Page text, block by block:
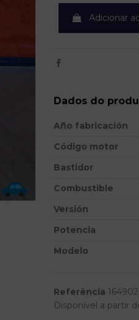
Adicionar
Dados do
Año fabricación
Código motor
Bastidor
Combustible
Versión
Potencia
Modelo
Referência 164902
Disponível a partir